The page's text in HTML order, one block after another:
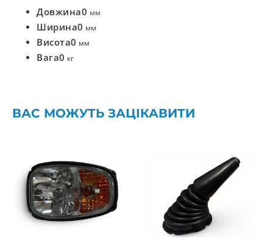
Довжина0 мм
Ширина0 мм
Висота0 мм
Вага0 кг
ВАС МОЖУТЬ ЗАЦІКАВИТИ